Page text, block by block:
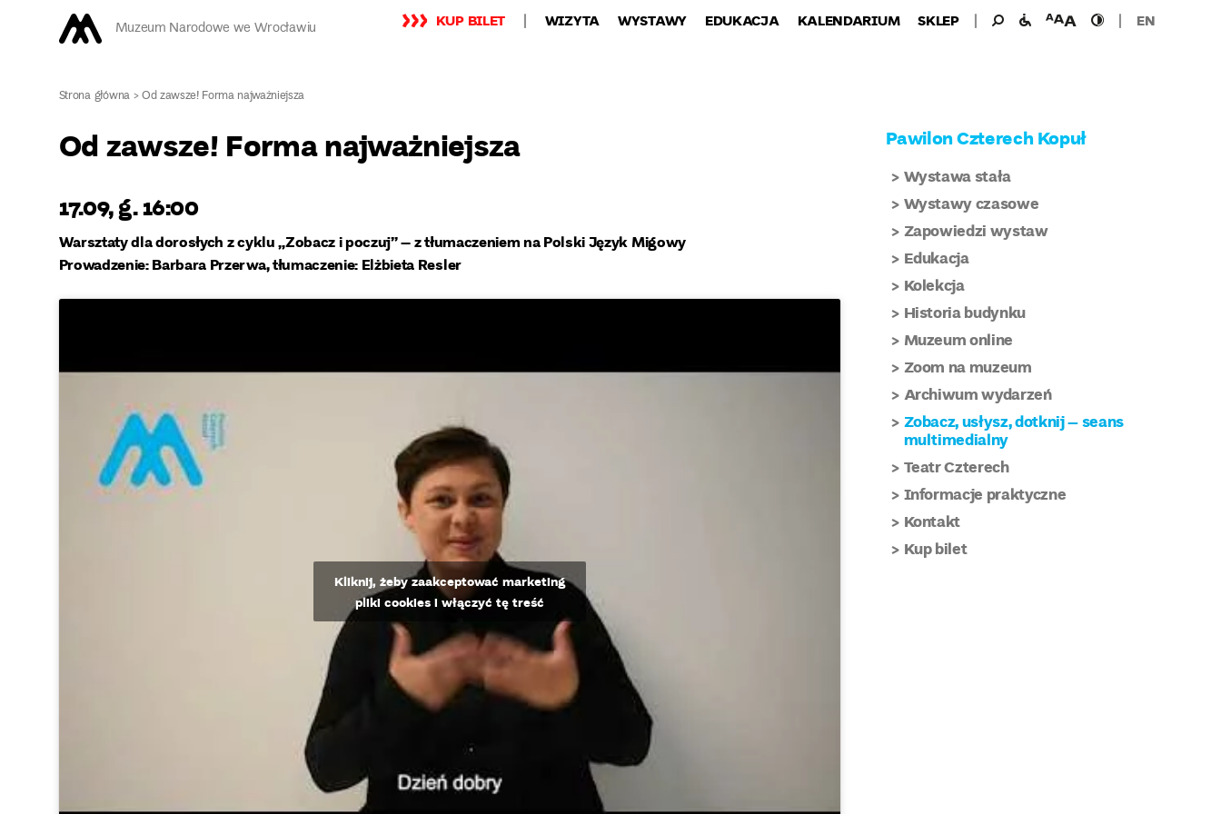
Muzeum Narodowe we Wrocławiu KUP BILET WIZYTA WYSTAWY EDUKACJA KALENDARIUM SKLEP Wyszukaj
Wyszukiwanie
dla:
udogodnieniawielkość
czcionki
wysoki
kontrast
EN
Strona główna>Od zawsze! Forma najważniejsza
Od zawsze! Forma najważniejsza
17.09, g. 16:00
Warsztaty dla dorosłych z cyklu „Zobacz i poczuj” – z tłumaczeniem na Polski Język Migowy
Prowadzenie: Barbara Przerwa, tłumaczenie: Elżbieta Resler
Kliknij, żeby zaakceptować marketing
pliki cookies i włączyć tę treść
Pawilon Czterech Kopuł
Wystawa stała
Wystawy czasowe
Zapowiedzi wystaw
Edukacja
Kolekcja
Historia budynku
Muzeum online
Zoom na muzeum
Archiwum wydarzeń
Zobacz, usłysz, dotknij – seans
multimedialny
Teatr Czterech
Informacje praktyczne
Kontakt
Kup bilet